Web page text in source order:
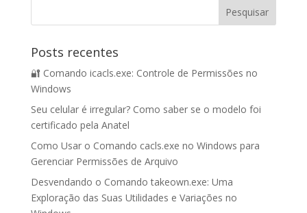
Posts recentes
🔐 Comando icacls.exe: Controle de Permissões no
Windows
Seu celular é irregular? Como saber se o modelo foi
certificado pela Anatel
Como Usar o Comando cacls.exe no Windows para
Gerenciar Permissões de Arquivo
Desvendando o Comando takeown.exe: Uma
Exploração das Suas Utilidades e Variações no